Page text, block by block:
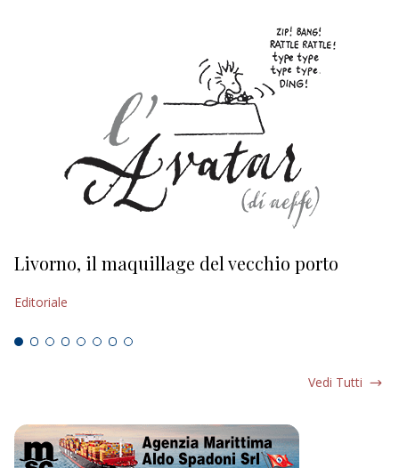
Livorno, il maquillage del vecchio porto
Editoriale
Vedi Tutti